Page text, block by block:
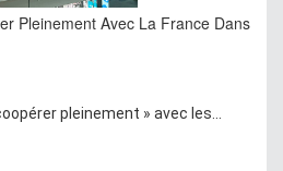
Pleinement Avec La France Dans
pleinement » avec les...